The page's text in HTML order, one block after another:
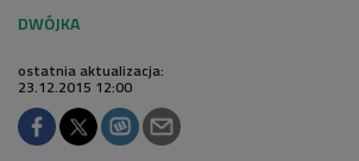
ostatnia aktualizacja:
23.12.2015 12:00